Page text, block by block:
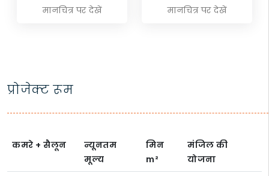
मानचित्र पर देखें मानचित्र पर देखें
प्रोजेक्ट रूम
कमरे + सैलून
न्यूनतम
मूल्य
मिन
m²
मंजिल की
योजना